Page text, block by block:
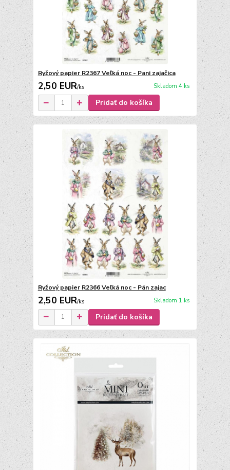
Ryžový papier R2367 Veľká noc - Pani zajačica
2,50 EUR/ks Skladom 4 ks
Pridať do košíka
Ryžový papier R2366 Veľká noc - Pán zajac
2,50 EUR/ks Skladom 1 ks
Pridať do košíka